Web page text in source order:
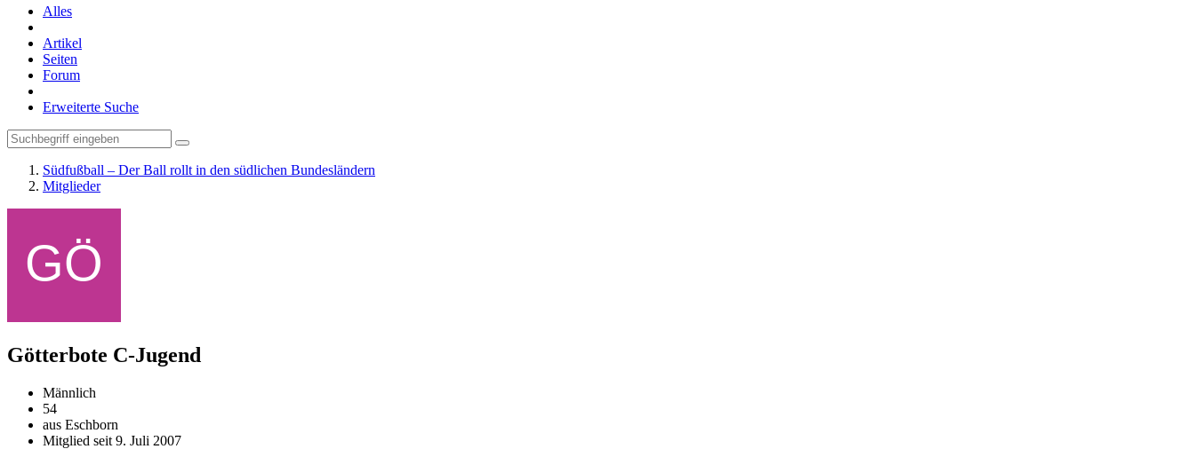
Alles
Artikel
Seiten
Forum
Erweiterte Suche
Südfußball – Der Ball rollt in den südlichen Bundesländern
Mitglieder
Götterbote C-Jugend
Männlich
54
aus Eschborn
Mitglied seit 9. Juli 2007